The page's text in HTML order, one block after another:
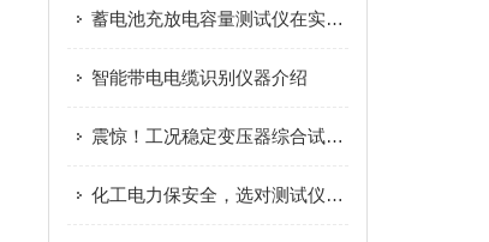
蓄电池充放电容量测试仪在实际应用中具有的作用
智能带电电缆识别仪器介绍
震惊！工况稳定变压器综合试验台，化工自备变压设备年检专用
化工电力保安全，选对测试仪是关键！武汉两厂成采购信赖之选